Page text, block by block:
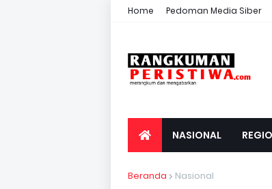
Home Pedoman Media Siber
NASIONAL
Beranda Nasional